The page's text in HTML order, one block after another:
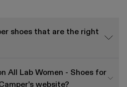
shoes that are the right
All Lab Women - Shoes for
website?